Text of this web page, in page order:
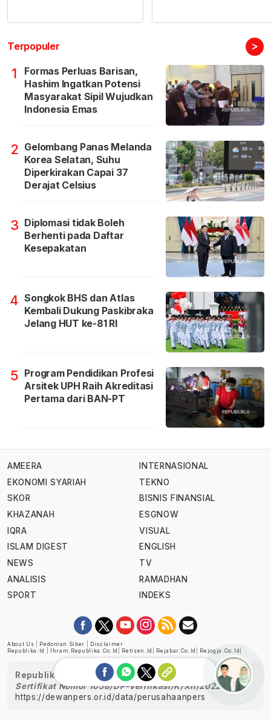
Terpopuler >
1
Formas Perluas Barisan,
Hashim Ingatkan Potensi
Masyarakat Sipil Wujudkan
Indonesia Emas
2 Gelombang Panas Melanda
Korea Selatan, Suhu
Diperkirakan Capai 37
Derajat Celsius
3 Diplomasi tidak Boleh
Berhenti pada Daftar
Kesepakatan
4 Songkok BHS dan Atlas
Kembali Dukung Paskibraka
Jelang HUT ke-81 RI
5 Program Pendidikan Profesi
Arsitek UPH Raih Akreditasi
Pertama dari BAN-PT
AMEERA
EKONOMI SYARIAH
SKOR
KHAZANAH
IQRA
ISLAM DIGEST
NEWS
ANALISIS
SPORT
INTERNASIONAL
TEKNO
BISNIS FINANSIAL
ESGNOW
VISUAL
ENGLISH
TV
RAMADHAN
INDEKS
About Us Pedoman Siber
Disclaimer
Republika.id
Ihram.republika.co.id Retizen.id Rejabar.co.id Rejogja.co.id
Republika telah diverifikasi oleh Dewan Pers
Sertifikat Nomor 1058/DP-Verifikasi/K/XII/2022
https://dewanpers.or.id/data/perusahaanpers